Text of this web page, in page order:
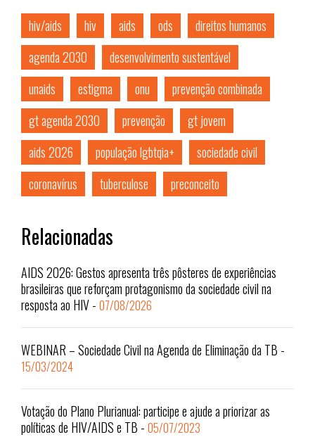
hiv/aids hiv aids ods
direitos humanos
agenda 2030
desenvolvimento sustentável
unaids
estigma onu
prevenção combinada
gt agenda 2030
prevenção
gt jovem
aids 2026
população lgbtqia+
sociedade civil
coronavírus
tuberculose preconceito
Relacionadas
AIDS 2026: Gestos apresenta três pôsteres de experiências
brasileiras que reforçam protagonismo da sociedade civil na
resposta ao HIV- 07/08/2026
WEBINAR – Sociedade Civil na Agenda de Eliminação da TB -
15/03/2024
Votação do Plano Plurianual: participe e ajude a priorizar as
políticas de HIV/AIDS e TB - 05/07/2023